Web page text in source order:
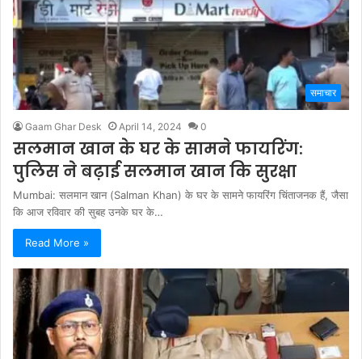
समाचार
Gaam Ghar Desk April 14, 2024 0
सलमान खान के घर के सामने फायरिंग:
पुलिस ने बढ़ाई सलमान खान कि सुरक्षा
Mumbai: सलमान खान (Salman Khan) के घर के सामने फायरिंग चिंताजनक हैं, जैसा
कि आज रविवार की सुबह उनके घर के…
Read More »